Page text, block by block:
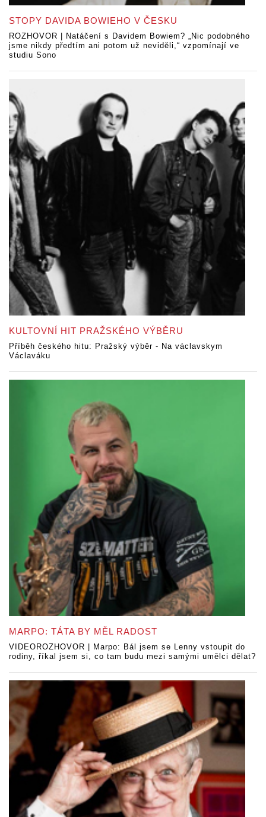
STOPY DAVIDA BOWIEHO V ČESKU
ROZHOVOR | Natáčení s Davidem Bowiem? „Nic podobného
jsme nikdy předtím ani potom už neviděli,“ vzpomínají ve
studiu Sono
KULTOVNÍ HIT PRAŽSKÉHO VÝBĚRU
Příběh českého hitu: Pražský výběr - Na václavskym
Václaváku
MARPO: TÁTA BY MĚL RADOST
VIDEOROZHOVOR | Marpo: Bál jsem se Lenny vstoupit do
rodiny, říkal jsem si, co tam budu mezi samými umělci dělat?